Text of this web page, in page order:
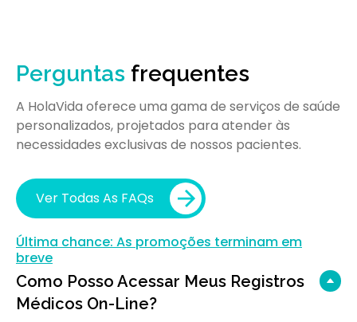
Perguntas frequentes
A HolaVida oferece uma gama de serviços de saúde
personalizados, projetados para atender às
necessidades exclusivas de nossos pacientes.
Ver Todas As FAQs
Última chance: As promoções terminam em
breve
Como Posso Acessar Meus Registros
Médicos On-Line?